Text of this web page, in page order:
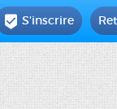
 S'inscrire